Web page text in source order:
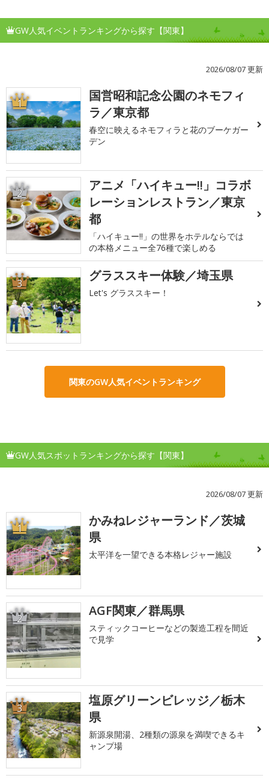
GW人気イベントランキングから探す【関東】
2026/08/07 更新
1
国営昭和記念公園のネモフィ
ラ／東京都
春空に映えるネモフィラと花のブーケガー
デン
2
アニメ「ハイキュー!!」コラボ
レーションレストラン／東京
都
「ハイキュー!!」の世界をホテルならでは
の本格メニュー全76種で楽しめる
3 グラススキー体験／埼玉県
Let's グラススキー！
関東のGW人気イベントランキング
GW人気スポットランキングから探す【関東】
2026/08/07 更新
1
かみねレジャーランド／茨城
県
太平洋を一望できる本格レジャー施設
2 AGF関東／群馬県
スティックコーヒーなどの製造工程を間近
で見学
3
塩原グリーンビレッジ／栃木
県
新源泉開湯、2種類の源泉を満喫できるキ
ャンプ場